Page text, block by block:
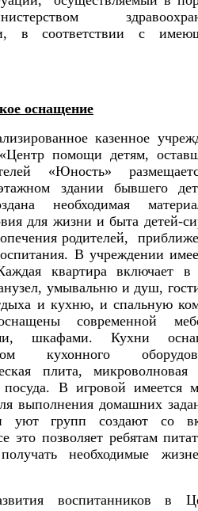
в соответствии с
оснащение
казенное
помощи детям,
«Юность»
здании бывшего
необходимая
для жизни и быта детей-
родителей,
В учреждении
квартира включает в
умывальню и душ,
и кухню, и спальную
современной
шкафами. Кухни
кухонного
плита, микроволновая
В игровой имеется
выполнения домашних
уют групп создают со
это позволяет ребятам
необходимые
воспитанников в